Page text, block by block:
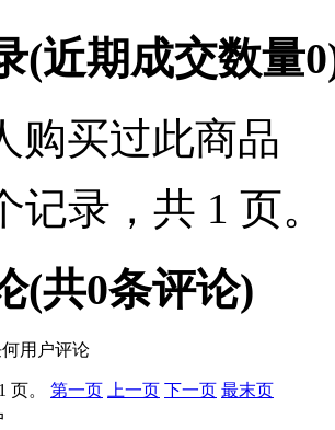
(近期成交数量0
购买过此商品
记录，共 1 页。
(共0条评论)
用户评论
页。 第一页 上一页 下一页 最末页